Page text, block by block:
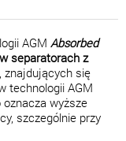
AGM Absorbed
w separatorach z
się
technologii AGM
wyższe
szczególnie przy